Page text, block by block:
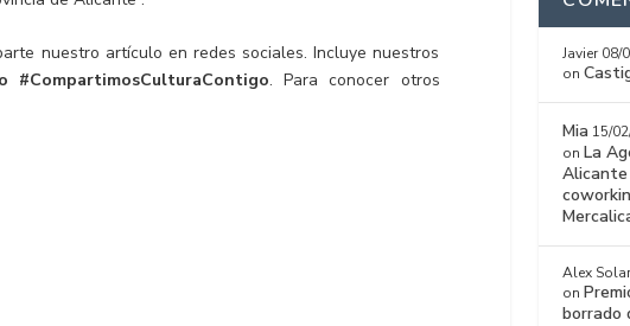
nuestro artículo en redes sociales. Incluye nuestros
#CompartimosCulturaContigo. Para conocer otros
Javier 08/
on
Mia 15/
on La
Alicante
Alex
on
borrado